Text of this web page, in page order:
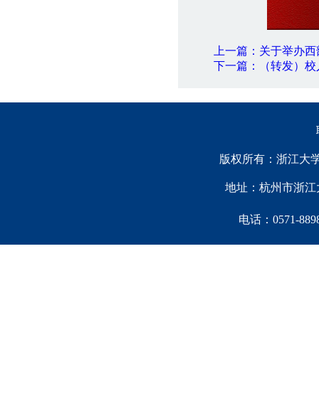
上一篇：关于举办
下一篇：（转发）
版权所有：浙江大
地址：杭州市浙江
电话：0571-